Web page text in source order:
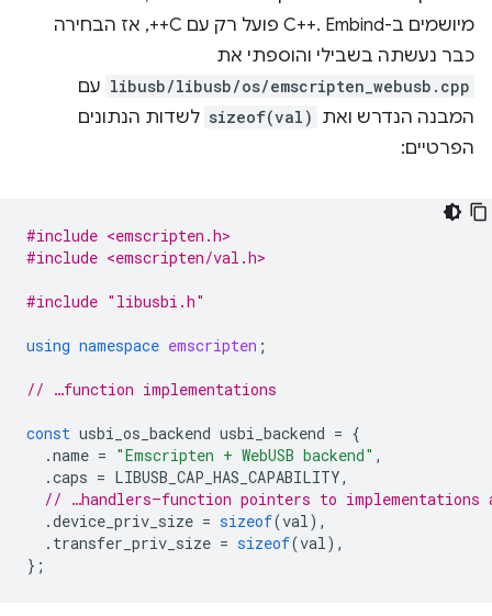
מיושמים ב-C++. Embind פועל רק עם C++, אז הבחירה
כבר נעשתה בשבילי והוספתי את
libusb/libusb/os/emscripten_webusb.cpp עם
המבנה הנדרש ואת sizeof(val) לשדות הנתונים
הפרטיים:
#include <emscripten.h>
#include <emscripten/val.h>
#include "libusbi.h"
using namespace emscripten ;
// …function implementations
const usbi_os_backend usbi_backend = {
.name = "Emscripten + WebUSB backend" ,
.caps = LIBUSB_CAP_HAS_CAPABILITY,
// …handlers—function pointers to implementations
.device_priv_size = sizeof(val),
. transfer_priv_size = sizeof(val),
};